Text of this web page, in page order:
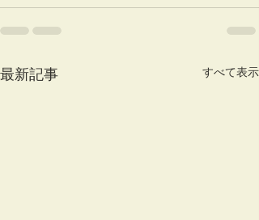
最新記事 すべて表示